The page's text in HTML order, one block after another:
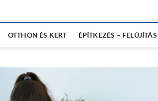
OTTHON ÉS KERT ÉPÍTKEZÉS – FELÚJÍTÁS